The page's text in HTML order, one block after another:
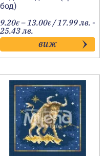
бод)
9.20€ –13.00€Price
range:
9.20€
through
13.00€
/ 17.99 лв. -
25.43 лв.
виж